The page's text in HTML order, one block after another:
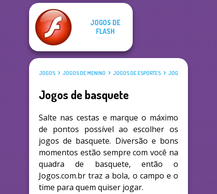
JOGOS DE
FLASH
JOGOS JOGOS DE MENINO JOGOS DE ESPORTES JOGOS DE BASQUETE
Jogos de basquete
Salte nas cestas e marque o máximo
de pontos possível ao escolher os
jogos de basquete. Diversão e bons
momentos estão sempre com você na
quadra de basquete, então o
Jogos.com.br traz a bola, o campo e o
time para quem quiser jogar.